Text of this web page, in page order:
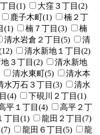
目(1)
大窪３丁目(2)
鹿子木町(1)
楠２丁
(1) 楠７丁目(3)
楠
清水岩倉２丁目(5)
清
清水新地１丁目(2)
３丁目(2)
清水新地
清水東町(5)
清水本
水万石３丁目(3)
清水
(4)
下硯川２丁目(1)
平１丁目(4)
高平２丁
丁目(1)
龍田２丁目(7)
龍田６丁目(5)
龍